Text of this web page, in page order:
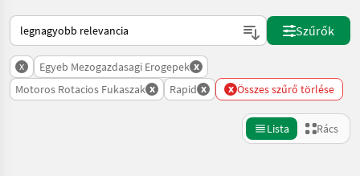
Így van sorba rendezve a Landwirt.com-on
Szűrők
x Egyeb Mezogazdasagi Erogepek x
Motoros Rotacios Fukaszak x Rapid x x Összes szűrő törlése
Lista Rács